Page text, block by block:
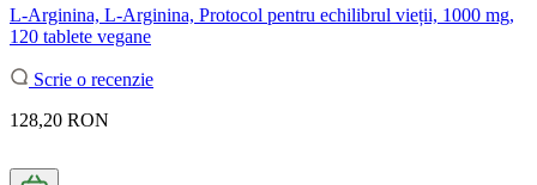
L-Arginina, L-Arginina, Protocol pentru echilibrul vieții, 1000 mg,
120 tablete vegane
Scrie o recenzie
128,20 RON